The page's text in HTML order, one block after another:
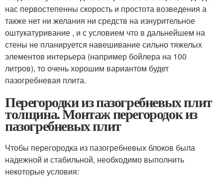
нас первостепенны скорость и простота возведения а
также нет ни желания ни средств на изнурительное
оштукатуривание , и с условием что в дальнейшем на
стены не планируется навешивание сильно тяжелых
элементов интерьера (например бойлера на 100
литров), то очень хорошим вариантом будет
пазогребневая плита.
Перегородки из пазогребневых плит
толщина. Монтаж перегородок из
пазогребневых плит
Чтобы перегородка из пазогребневых блоков была
надежной и стабильной, необходимо выполнить
некоторые условия: